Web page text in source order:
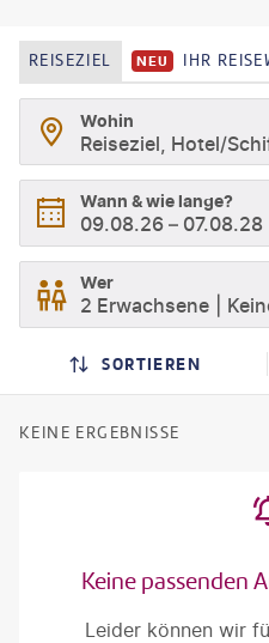
REISEZIEL NEU IHR
Wohin
Reiseziel, Hotel/
Wann & wie lange?
09.08.26 – 07.08.28
Wer
2 Erwachsene
SORTIEREN
KEINE ERGEBNISSE
Keine passenden
Leider können wir